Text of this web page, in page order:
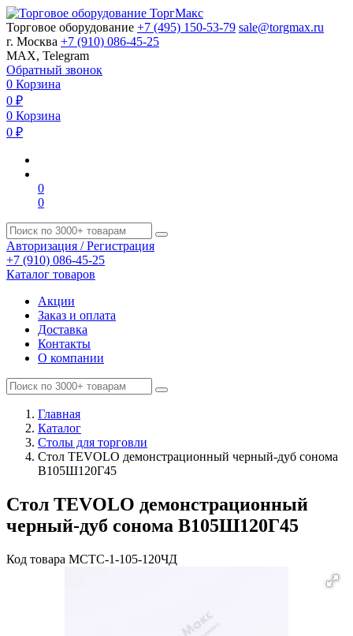
Торговое оборудование +7 (495) 150-53-79 sale@torgmax.ru
г. Москва +7 (910) 086-45-25
MAX, Telegram
Обратный звонок
0 Корзина
0 ₽
0 Корзина
0 ₽
0
0
Авторизация / Регистрация
+7 (910) 086-45-25
Каталог товаров
Акции
Заказ и оплата
Доставка
Контакты
О компании
Главная
Каталог
Столы для торговли
Стол TEVOLO демонстрационный черный-дуб сонома
В105Ш120Г45
Стол TEVOLO демонстрационный
черный-дуб сонома В105Ш120Г45
Код товара MСТС-1-105-120ЧД